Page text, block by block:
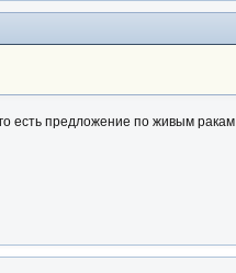
есть предложение по живым